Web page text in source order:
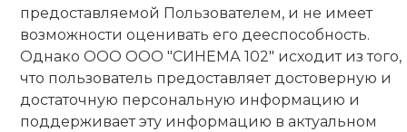
предоставляемой Пользователем, и не имеет
возможности оценивать его дееспособность.
Однако ООО ООО "СИНЕМА 102" исходит из того,
что пользователь предоставляет достоверную и
достаточную персональную информацию и
поддерживает эту информацию в актуальном